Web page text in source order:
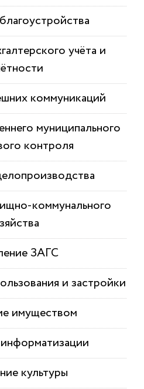
учёта и
коммуникаций
муниципального
контроля
коммунального
ЗАГС
и застройки
имуществом
культуры